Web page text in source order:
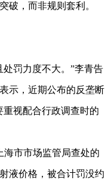
破，而非规则套利。
罚力度不大。”李青告
示，近期公布的反垄断
视配合行政调查时的
海市市场监管局查处的
液价格，被合计罚没约